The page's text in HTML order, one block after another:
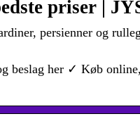
priser |
persienner og
beslag her ✓ Køb